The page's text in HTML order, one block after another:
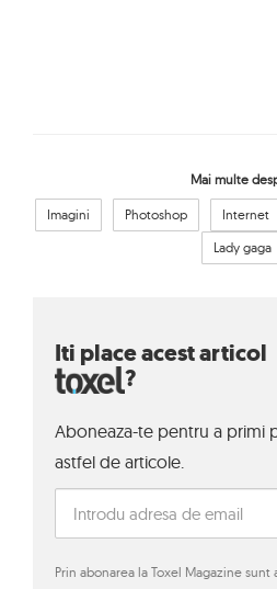
Mai multe
Imagini Photoshop Internet
Lady gaga
Iti place acest articol
?
Aboneaza-te pentru a primi
astfel de articole.
Prin abonarea la Toxel Magazine sunt